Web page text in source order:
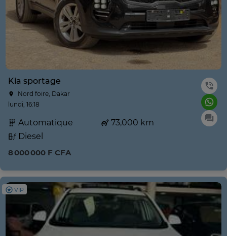
Kia sportage
Nord foire, Dakar
lundi, 16:18
Automatique
73,000 km
Diesel
8 000 000 F CFA
VIP